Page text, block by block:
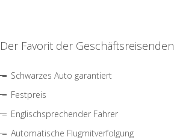
Der Favorit der Geschäftsreisenden
Schwarzes Auto garantiert
Festpreis
Englischsprechender Fahrer
Automatische Flugmitverfolgung